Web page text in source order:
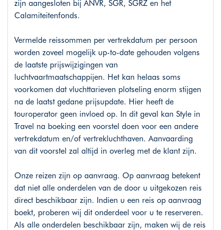
zijn aangesloten bij ANVR, SGR, SGRZ en het
Calamiteitenfonds.
Vermelde reissommen per vertrekdatum per persoon
worden zoveel mogelijk up-to-date gehouden volgens
de laatste prijswijzigingen van
luchtvaartmaatschappijen. Het kan helaas soms
voorkomen dat vluchttarieven plotseling enorm stijgen
na de laatst gedane prijsupdate. Hier heeft de
touroperator geen invloed op. In dit geval kan Style in
Travel na boeking een voorstel doen voor een andere
vertrekdatum en/of vertrekluchthaven. Aanvaarding
van dit voorstel zal altijd in overleg met de klant zijn.
Onze reizen zijn op aanvraag. Op aanvraag betekent
dat niet alle onderdelen van de door u uitgekozen reis
direct beschikbaar zijn. Indien u een reis op aanvraag
boekt, proberen wij dit onderdeel voor u te reserveren.
Als alle onderdelen beschikbaar zijn, maken wij de reis